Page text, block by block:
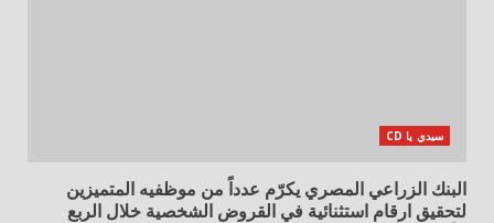
سيدي يا CD
البنك الزراعي المصري يكرّم عدداً من موظفيه المتميزين
لتحقيق ارقام استثنائية في القروض الشخصية خلال الربع